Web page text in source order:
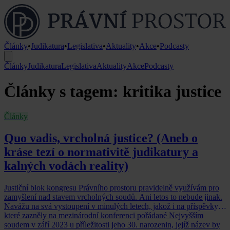
Články•Judikatura•Legislativa•Aktuality•Akce•Podcasty
ČlánkyJudikaturaLegislativaAktualityAkcePodcasty
Články s tagem: kritika justice
Články
Quo vadis, vrcholná justice? (Aneb o
kráse tezí o normativitě judikatury a
kalných vodách reality)
Justiční blok kongresu Právního prostoru pravidelně využívám pro
zamyšlení nad stavem vrcholných soudů. Ani letos to nebude jinak.
Navážu na svá vystoupení v minulých letech, jakož i na příspěvky,
které zazněly na mezinárodní konferenci pořádané Nejvyšším
soudem v září 2023 u příležitosti jeho 30. narozenin, jejíž název by